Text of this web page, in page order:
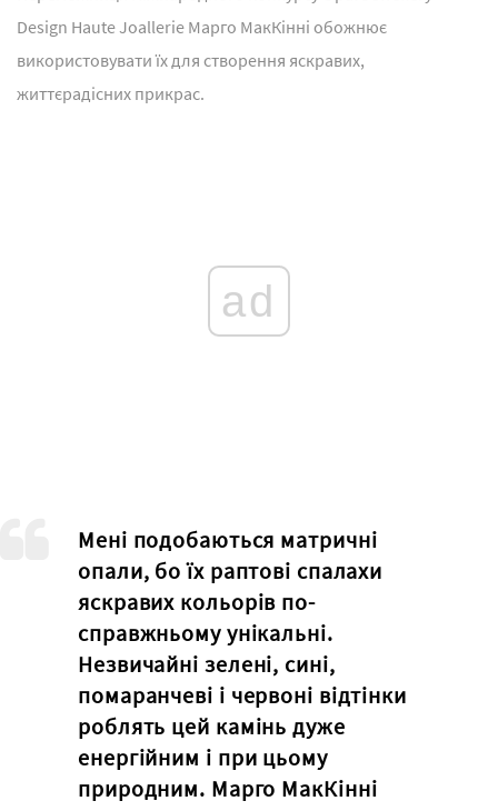
Design Haute Joallerie Марго МакКінні обожнює
використовувати їх для створення яскравих,
життєрадісних прикрас.
ad
Мені подобаються матричні
опали, бо їх раптові спалахи
яскравих кольорів по-
справжньому унікальні.
Незвичайні зелені, сині,
помаранчеві і червоні відтінки
роблять цей камінь дуже
енергійним і при цьому
природним. Марго МакКінні